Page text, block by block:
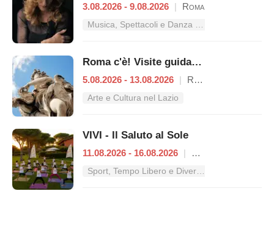
3.08.2026 - 9.08.2026 | Roma
Roma c'è! Visite guidate (anche per bambini) dal 5 al 13 agosto 2026
5.08.2026 - 13.08.2026 | Roma
Arte e Cultura nel Lazio
VIVI - Il Saluto al Sole
11.08.2026 - 16.08.2026 |